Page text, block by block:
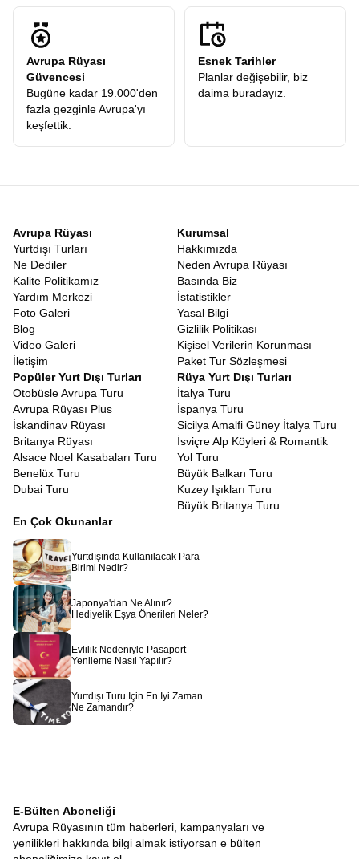
Havalimanı’nda buluştuğumuz andan itibaren, profesyonel
ekibimizin güvencesi altındasınızdır. Uçak saatleri, transferler ve
şehirlerarası geçişler, yorgunluğu minimize edecek şekilde
ayarlanır. Kahire’ye inip o büyüleyici atmosferi soluduğunuzda,
arkanızda İstanbul’un griliğini bırakmış, önünüzde güneşin
ülkesinin altın sarısı vadilerini bulmuş olursunuz.
Nil Tekne Gezisi Dahil Mısır Turu
Mısır’ı özel kılan bir diğer detay, nehir üzerinde yapılan
ardında başlayan sonsuz çölü görmek, yaşam ve ölüm arasındaki
ince çizgiyi hatırlatır. Mısırlılar için doğu yakası yaşamı, batı
yakası ise ölümü simgeler. Nil üzerinde süzülürken bu sembolizmi
bizzat yaşayarak öğrenirsiniz.
Eğer klasik tatil anlayışından sıkıldıysanız, deniz kum güneş
üçlüsüne derinlik katmak istiyorsanız, Mısır Tatil Turu
göre bir alternatiftir. Burada deniz sadece yüzmek için değil,
tarihin kıyısında serinlemek içindir. Güneş sadece bronzlaşmak
için değil, Ra’nın kudretini hissetmek içindir. Han El-Halili
Çarşısı’nda baharat kokuları arasında dolaşırken, esnafla
yapacağınız keyifli pazarlıklar, bir kafede oturup nargile içen
yerlileri izlemek, size o coğrafyanın insanını ve ruhunu
tanıtacaktır. Mısır insanının sıcakkanlılığı ve misafirperverliği,
kendinizi yabancı değil, uzun zamandır beklenen bir misafir gibi
hissetmenizi sağlayacaktır.
Mısır bir rüyadır, uyanmak istemeyeceğiniz, etkisinden uzun süre
çıkamayacağınız bir rüya.
Piramitlerin gölgesinde geçmişi
düşünmek, Nil’in sularında huzuru bulmak,Kızıldeniz’de
mavinin her tonuna şahit olmak hayal gibi görünse de
Rüyasıile bir uçak bileti kadar yakınınızdadır. Sadece bir tur
satın almazsınız, binlerce yıllık bir mirasa ortak olursunuz.
Rehberinizin anlatımıyla taşlar canlanır, sular fısıldar ve çöl
rüzgarı size firavunların sırlarını taşır.
Avrupa Rüyası
Güvencesi
Bugüne kadar 19.000'den
fazla gezginle Avrupa'yı
keşfettik.
Esnek Tarihler
Planlar değişebilir, biz
daima buradayız.
Avrupa Rüyası
Yurtdışı Turları
Ne Dediler
Kalite Politikamız
Yardım Merkezi
Foto Galeri
Blog
Video Galeri
İletişim
Kurumsal
Hakkımızda
Neden Avrupa Rüyası
Basında Biz
İstatistikler
Yasal Bilgi
Gizlilik Politikası
Kişisel Verilerin Korunması
Paket Tur Sözleşmesi
Popüler Yurt Dışı Turları
Otobüsle Avrupa Turu
Avrupa Rüyası Plus
İskandinav Rüyası
Britanya Rüyası
Alsace Noel Kasabaları Turu
Benelüx Turu
Dubai Turu
Rüya Yurt Dışı Turları
İtalya Turu
İspanya Turu
Sicilya Amalfi Güney İtalya Turu
İsviçre Alp Köyleri & Romantik
Yol Turu
Büyük Balkan Turu
Kuzey Işıkları Turu
Büyük Britanya Turu
En Çok Okunanlar
Yurtdışında Kullanılacak Para
Birimi Nedir?
Japonya'dan Ne Alınır?
Hediyelik Eşya Önerileri Neler?
Evlilik Nedeniyle Pasaport
Yenileme Nasıl Yapılır?
Yurtdışı Turu İçin En İyi Zaman
Ne Zamandır?
E-Bülten Aboneliği
Avrupa Rüyasının tüm haberleri, kampanyaları ve
yenilikleri hakkında bilgi almak istiyorsan e bülten